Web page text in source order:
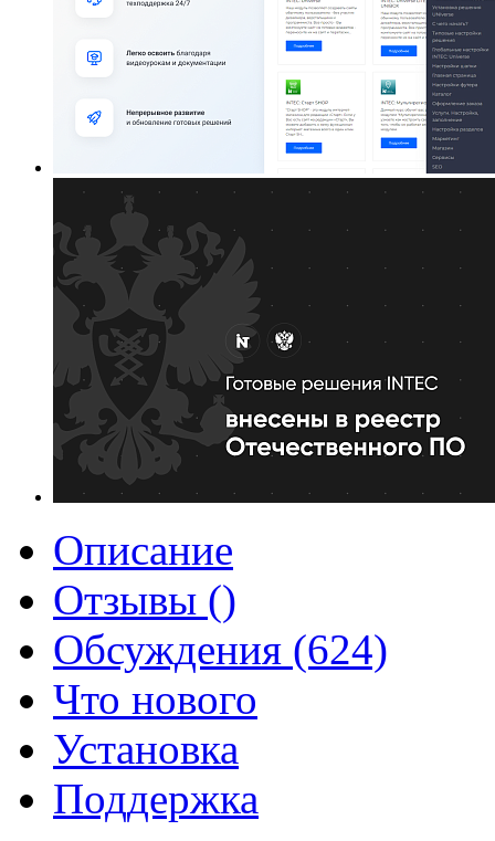
Описание
Отзывы ()
Обсуждения (624)
Что нового
Установка
Поддержка